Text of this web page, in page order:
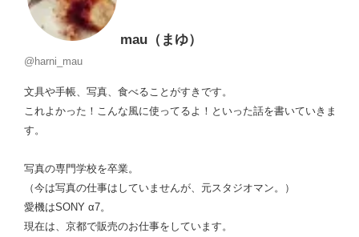
mau（まゆ）
@harni_mau
文具や手帳、写真、食べることがすきです。
これよかった！こんな風に使ってるよ！といった話を書いていきま
す。
写真の専門学校を卒業。
（今は写真の仕事はしていませんが、元スタジオマン。）
愛機はSONY α7。
現在は、京都で販売のお仕事をしています。